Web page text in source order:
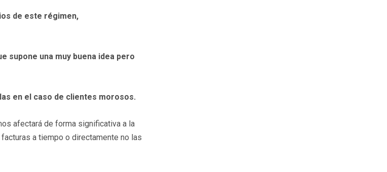
de este régimen,
supone una muy buena idea pero
en el caso de clientes morosos.
afectará de forma significativa a la
a tiempo o directamente no las